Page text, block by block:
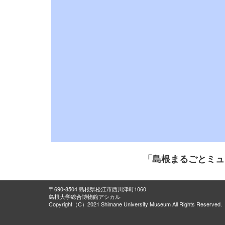
「島根まるごとミ
〒690-8504 島根県松江市西川津町1060
島根大学総合博物館アシカル
Copyright（C）2021 Shimane University Museum All Rights Reserved.